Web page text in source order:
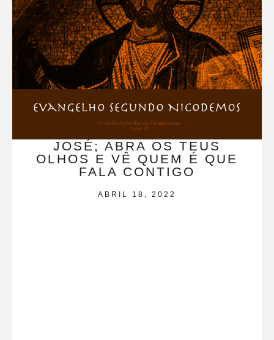
JOSÉ; ABRA OS TEUS
OLHOS E VÊ QUEM É QUE
FALA CONTIGO
ABRIL 18, 2022